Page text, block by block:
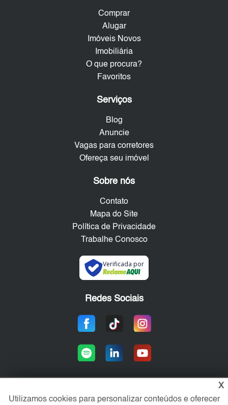
Comprar
Alugar
Imóveis Novos
Imobiliária
O que procura?
Favoritos
Serviços
Blog
Anuncie
Vagas para corretores
Ofereça seu imóvel
Sobre nós
Contato
Mapa do Site
Política de Privacidade
Trabalhe Conosco
Verificada por
Redes Sociais
X
Utilizamos cookies para personalizar conteúdos e oferecer